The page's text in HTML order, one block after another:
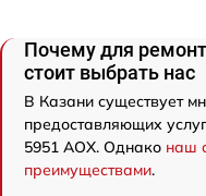
Почему для
стоит выбрать нас
В Казани существует
предоставляющих
5951 AOX. Однако наш
преимуществами.